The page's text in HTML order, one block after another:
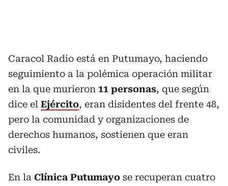
Caracol Radio está en Putumayo, haciendo
seguimiento a la polémica operación militar
en la que murieron 11 personas, que según
dice el Ejército, eran disidentes del frente 48,
pero la comunidad y organizaciones de
derechos humanos, sostienen que eran
civiles.
En la Clínica Putumayo se recuperan cuatro